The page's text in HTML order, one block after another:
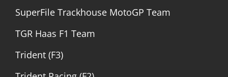
SuperFile Trackhouse MotoGP Team
TGR Haas F1 Team
Trident (F3)